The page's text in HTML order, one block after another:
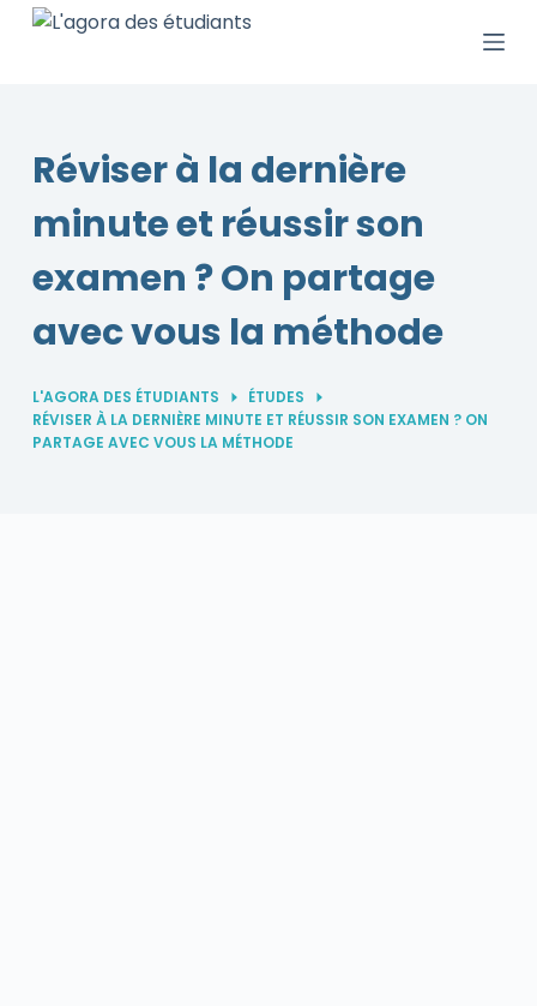
P
e
a
c
n
e
n
Réviser à la dernière
minute et réussir son
examen ? On partage
avec vous la méthode
L'AGORA DES ÉTUDIANTS
ÉTUDES
RÉVISER À LA DERNIÈRE MINUTE ET RÉUSSIR SON EXAMEN ? ON
PARTAGE AVEC VOUS LA MÉTHODE